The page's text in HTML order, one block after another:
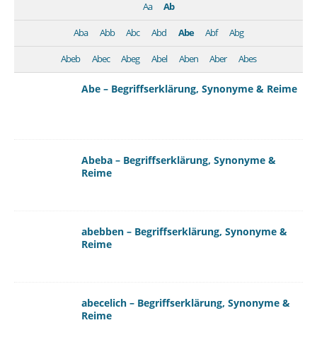
Aa Ab
Aba Abb Abc Abd Abe Abf Abg
Abeb Abec Abeg Abel Aben Aber Abes
Abe – Begriffserklärung, Synonyme & Reime
Abeba – Begriffserklärung, Synonyme &
Reime
abebben – Begriffserklärung, Synonyme &
Reime
abecelich – Begriffserklärung, Synonyme &
Reime